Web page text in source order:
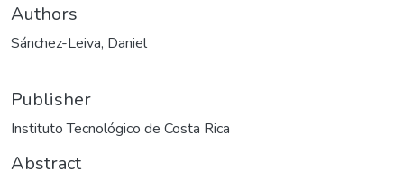
Authors
Sánchez-Leiva, Daniel
Publisher
Instituto Tecnológico de Costa Rica
Abstract